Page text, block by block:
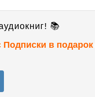
📚
Подписки в подарок